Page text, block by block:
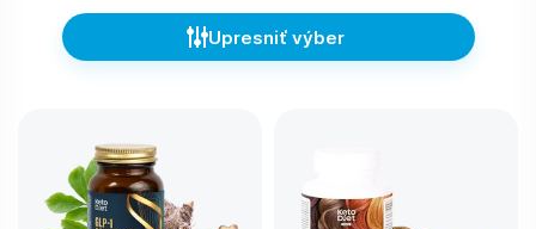
Upresniť výber